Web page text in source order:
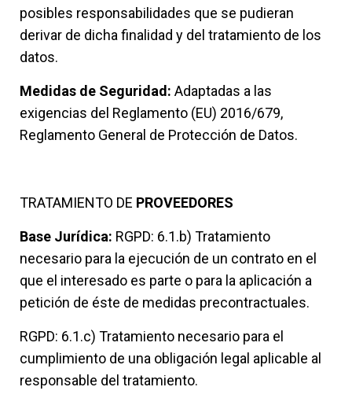
posibles responsabilidades que se pudieran
derivar de dicha finalidad y del tratamiento de los
datos.
Medidas de Seguridad: Adaptadas a las
exigencias del Reglamento (EU) 2016/679,
Reglamento General de Protección de Datos.
TRATAMIENTO DE PROVEEDORES
Base Jurídica: RGPD: 6.1.b) Tratamiento
necesario para la ejecución de un contrato en el
que el interesado es parte o para la aplicación a
petición de éste de medidas precontractuales.
RGPD: 6.1.c) Tratamiento necesario para el
cumplimiento de una obligación legal aplicable al
responsable del tratamiento.